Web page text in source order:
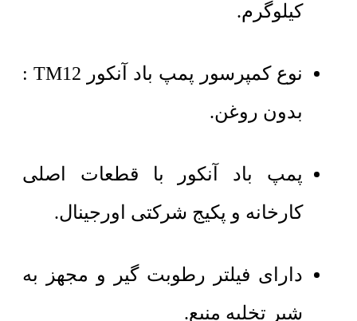
کیلوگرم.
نوع کمپرسور پمپ باد آنکور TM12 :
بدون روغن.
پمپ باد آنکور با قطعات اصلی
کارخانه و پکیج شرکتی اورجینال.
دارای فیلتر رطوبت گیر و مجهز به
شیر تخلیه منبع.